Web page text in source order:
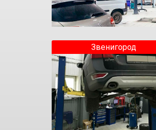
Звенигород